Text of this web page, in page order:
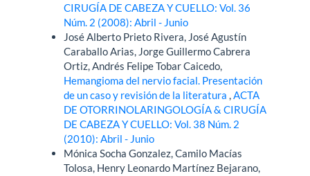
CIRUGÍA DE CABEZA Y CUELLO: Vol. 36
Núm. 2 (2008): Abril - Junio
José Alberto Prieto Rivera, José Agustín
Caraballo Arias, Jorge Guillermo Cabrera
Ortiz, Andrés Felipe Tobar Caicedo,
Hemangioma del nervio facial. Presentación
de un caso y revisión de la literatura,ACTA
DE OTORRINOLARINGOLOGÍA & CIRUGÍA
DE CABEZA Y CUELLO: Vol. 38 Núm. 2
(2010): Abril - Junio
Mónica Socha Gonzalez, Camilo Macías
Tolosa, Henry Leonardo Martínez Bejarano,